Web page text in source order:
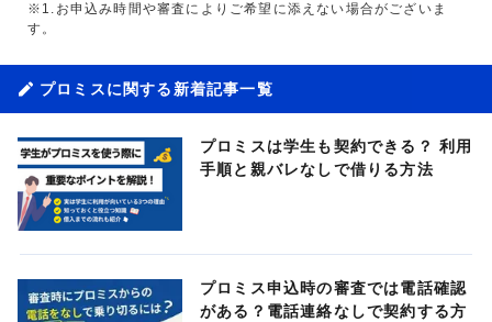
※1.お申込み時間や審査によりご希望に添えない場合がございま
す。
プロミスに関する新着記事一覧
プロミスは学生も契約できる？ 利用
手順と親バレなしで借りる方法
プロミス申込時の審査では電話確認
がある？電話連絡なしで契約する方